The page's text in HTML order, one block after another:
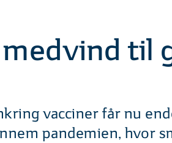
til
vacciner får nu
pandemien, hvor